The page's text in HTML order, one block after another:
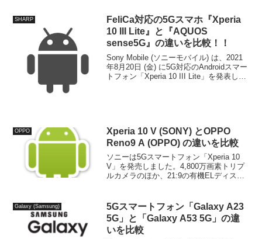
SHARP
FeliCa対応の5Gスマホ『Xperia
10 III Lite』と『AQUOS
sense5G』の違いを比較！！
Sony Mobile (ソニーモバイル) は、2021
年8月20日 (金) に5G対応のAndroidスマー
トフォン「Xperia 10 III Lite」を発表しま
OPPO
Xperia 10 V (SONY) とOPPO
Reno9 A (OPPO) の違いを比較
ソニーは5Gスマートフォン「Xperia 10
V」を発売しました。4,800万画素トリプ
ルカメラのほか、21:9の有機ELディスプ
OPPOの最新ミドルレンジモデル「O...
Galaxy (Samsung)
5Gスマートフォン「Galaxy A23
5G」と「Galaxy A53 5G」の違
いを比較